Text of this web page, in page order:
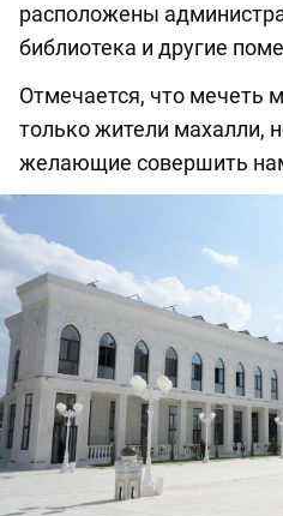
расположены
библиотека и другие
Отмечается, что мечеть
только жители махалли,
желающие совершить